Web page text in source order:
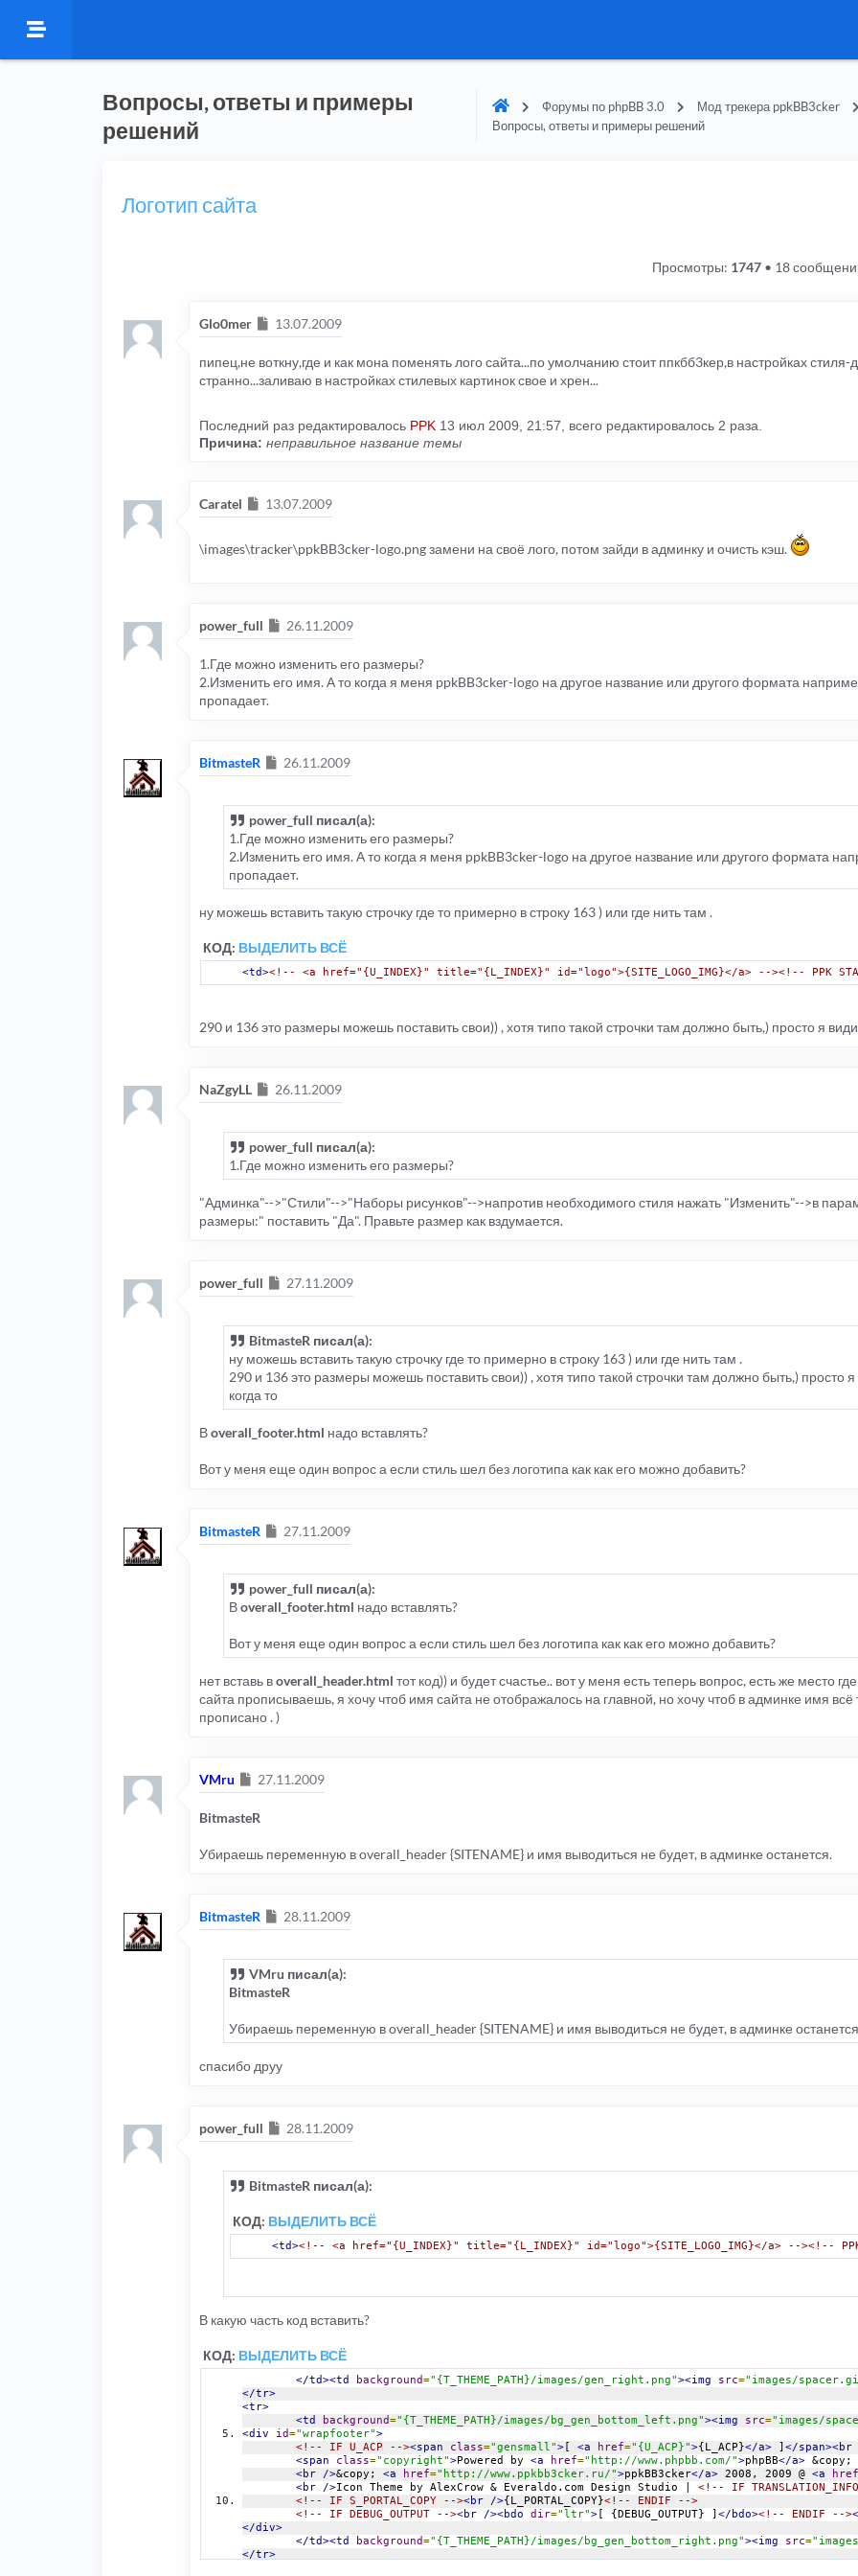
Вопросы, ответы и примеры
решений
Форумы по phpBB 3.0
Мод трекера ppkBB3cker
Вопросы, ответы и примеры решений
Логотип сайта
18
Просмотры: 1747•
Glo0mer Сообщение
13.07.2009
пипец,не воткну,где и как мона поменять лого сайта...по умолчанию стоит ппкбб3кер,в настройках стиля-
странно...заливаю в настройках стилевых картинок свое и хрен...
Последний раз редактировалось PPK 13 июл 2009, 21:57, всего редактировалось 2 раза.
Причина: неправильное название темы
Caratel Сообщение
13.07.2009
\images\tracker\ppkBB3cker-logo.png замени на своё лого, потом зайди в админку и очисть кэш.
power_full Сообщение
26.11.2009
1.Где можно изменить его размеры?
2.Изменить его имя. А то когда я меня ppkBB3cker-logo на другое название или другого формата
пропадает.
BitmasteR Сообщение
26.11.2009
power_full писал(а):
1.Где можно изменить его размеры?
2.Изменить его имя. А то когда я меня ppkBB3cker-logo на другое название или другого формата
пропадает.
ну можешь вставить такую строчку где то примерно в строку 163 ) или где нить там .
КОД: ВЫДЕЛИТЬ ВСЁ
<td><!-- <a href="{U_INDEX}" title="{L_INDEX}" id="logo">{SITE_LOGO_IMG}</a> --><!-- PPK
290 и 136 это размеры можешь поставить свои)) , хотя типо такой строчки там должно быть,) просто я
NaZgyLL Сообщение
26.11.2009
power_full писал(а):
1.Где можно изменить его размеры?
"Админка"-->"Стили"-->"Наборы рисунков"-->напротив необходимого стиля нажать "Изменить"-->в
размеры:" поставить "Да". Правьте размер как вздумается.
power_full Сообщение
27.11.2009
BitmasteR писал(а):
ну можешь вставить такую строчку где то примерно в строку 163 ) или где нить там .
290 и 136 это размеры можешь поставить свои)) , хотя типо такой строчки там должно быть,) просто
когда то
Вoverall_footer.html надо вставлять?
Вот у меня еще один вопрос а если стиль шел без логотипа как как его можно добавить?
BitmasteR Сообщение
27.11.2009
power_full писал(а):
Вoverall_footer.html надо вставлять?
Вот у меня еще один вопрос а если стиль шел без логотипа как как его можно добавить?
нет вставь вoverall_header.html тот код)) и будет счастье.. вот у меня есть теперь вопрос, есть же место
сайта прописываешь, я хочу чтоб имя сайта не отображалось на главной, но хочу чтоб в админке имя всё
прописано . )
VMru Сообщение
27.11.2009
BitmasteR
Убираешь переменную в overall_header {SITENAME} и имя выводиться не будет, в админке останется.
BitmasteR Сообщение
28.11.2009
VMru писал(а):
BitmasteR
Убираешь переменную в overall_header {SITENAME} и имя выводиться не будет, в админке
спасибо друу
power_full Сообщение
28.11.2009
BitmasteR писал(а):
КОД: ВЫДЕЛИТЬ ВСЁ
<td><!-- <a href="{U_INDEX}" title="{L_INDEX}" id="logo">{SITE_LOGO_IMG}</a> --><!--
В какую часть код вставить?
КОД: ВЫДЕЛИТЬ ВСЁ
</td><td background="{T_THEME_PATH}/images/gen_right.png"><img src="images/
</tr>
<tr>
<td
background="{T_THEME_PATH}/images/bg_gen_bottom_left.png"><img src="images/
<div
id="wrapfooter">
<!-- IF U_ACP --><span class="gensmall"> [ <a href="{U_ACP}">{L_ACP}</a> ] </span><br
<span
class="copyright">Powered by <a href="http://www.phpbb.com/">phpBB</a> &copy;
<br
/>&copy; <a href="http://www.ppkbb3cker.ru/">ppkBB3cker</a> 2008, 2009 @ <a
href
<br
/>Icon Theme by AlexCrow & Everaldo.com Design Studio | <!-- IF
<!-- IF S_PORTAL_COPY --><br />{L_PORTAL_COPY}<!-- ENDIF -->
<!-- IF DEBUG_OUTPUT --><br /><bdo dir="ltr"> [ {DEBUG_OUTPUT} ] </bdo><!-- ENDIF -->
</div>
</td><td
background="{T_THEME_PATH}/images/bg_gen_bottom_right.png"><img src=
</tr>